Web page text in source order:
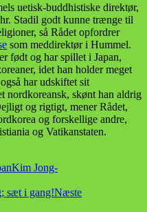
uetisk-buddhistiske direktør,
Stadil godt kunne trænge til
så Rådet opfordrer
som meddirektør i Hummel.
født og har spillet i Japan,
idet han holder meget
har udskiftet sit
nordkoreansk, skønt han aldrig
og rigtigt, mener Rådet,
og forskellige andre,
og Vatikanstaten.
Kim Jong-
sæt i gang!Næste